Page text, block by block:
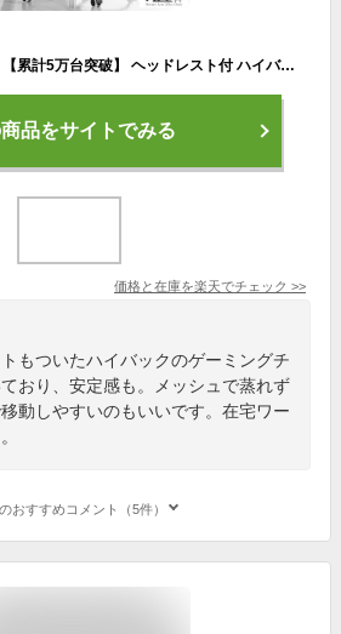
【正午~クーポン5%引】 【累計5万台突破】 ヘッドレスト付 ハイバック オフィスチェア デスクチェア 肘付き ロッキング ロータリーアーム メッシュ 肘付 ハイバックチェア ワークチェア ゲーミングチェア チェア 在宅ワーク アームレスト 可動 仕事用
品をサイトでみる
価格と在庫を楽天でチェック >>
もついたハイバックのゲーミングチ
おり、安定感も。メッシュで蒸れず
移動しやすいのもいいです。在宅ワー
おすすめコメント（5件）